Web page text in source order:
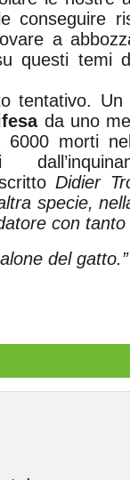
conseguire
a
questi temi
tentativo.
da uno
morti
scrittoDidier
specie,
con
del gatto.”